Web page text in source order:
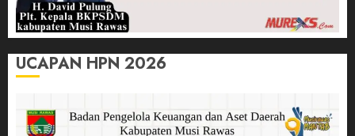
UCAPAN HPN 2026